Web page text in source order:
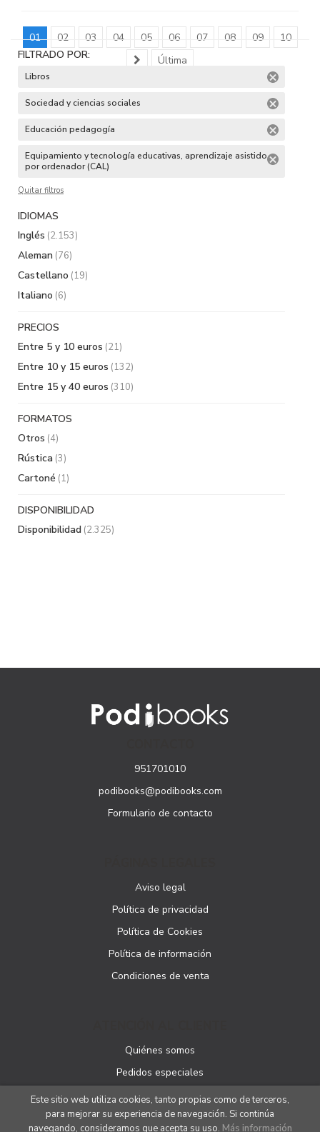
01 02 03 04 05 06 07 08 09
10
Última
FILTRADO POR:
Libros
Sociedad y ciencias sociales
Educación pedagogía
Equipamiento y tecnología educativas, aprendizaje asistido
por ordenador (CAL)
Quitar filtros
IDIOMAS
Inglés (2.153)
Aleman (76)
Castellano (19)
Italiano (6)
PRECIOS
Entre 5 y 10 euros (21)
Entre 10 y 15 euros (132)
Entre 15 y 40 euros (310)
FORMATOS
Otros (4)
Rústica (3)
Cartoné (1)
DISPONIBILIDAD
Disponibilidad (2.325)
951701010
podibooks@podibooks.com
Formulario de contacto
Aviso legal
Política de privacidad
Política de Cookies
Política de información
Condiciones de venta
Quiénes somos
Pedidos especiales
Este sitio web utiliza cookies, tanto propias como de terceros,
para mejorar su experiencia de navegación. Si continúa
navegando, consideramos que acepta su uso. Más información